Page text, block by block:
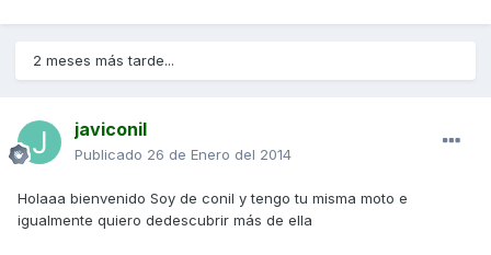
2 meses más tarde...
javiconil
Publicado 26 de Enero del 2014
Holaaa bienvenido Soy de conil y tengo tu misma moto e
igualmente quiero dedescubrir más de ella